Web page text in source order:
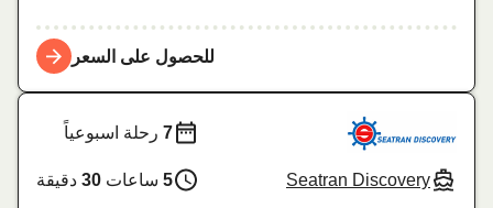
للحصول على السعر
Seatran Discovery
7رحلة اسبوعياً
5 ساعات30دقيقة